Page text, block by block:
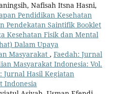
Nafisah Itsna Hasni,
Pendidikan Kesehatan
Pendekatan Saintifik Booklet
Kesehatan Fisik dan Mental
Dalam Upaya
Masyarakat , Faedah: Jurnal
Masyarakat Indonesia: Vol.
Jurnal Hasil Kegiatan
Indonesia